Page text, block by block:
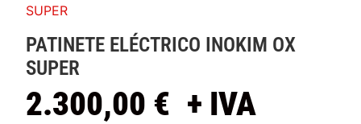
SUPER
PATINETE ELÉCTRICO INOKIM OX
SUPER
2.300,00 € + IVA